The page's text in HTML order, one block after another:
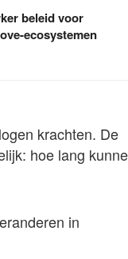
beleid voor
ecosystemen
krachten. De
hoe lang
in